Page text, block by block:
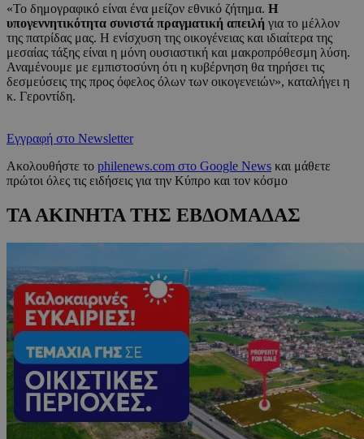
«Το δημογραφικό είναι ένα μείζον εθνικό ζήτημα. Η
υπογεννητικότητα συνιστά πραγματική απειλή για το μέλλον
της πατρίδας μας. Η ενίσχυση της οικογένειας και ιδιαίτερα της
μεσαίας τάξης είναι η μόνη ουσιαστική και μακροπρόθεσμη λύση.
Αναμένουμε με εμπιστοσύνη ότι η κυβέρνηση θα τηρήσει τις
δεσμεύσεις της προς όφελος όλων των οικογενειών», καταλήγει η
κ. Γεροντίδη.
Εγγραφή στο Newsletter
Ακολουθήστε το philenews.com στο Google News και μάθετε
πρώτοι όλες τις ειδήσεις για την Κύπρο και τον κόσμο
ΤΑ ΑΚΙΝΗΤΑ ΤΗΣ ΕΒΔΟΜΑΔΑΣ